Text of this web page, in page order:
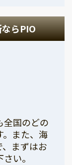
らPIO
全国のどの
。また、海
まずはお
い。